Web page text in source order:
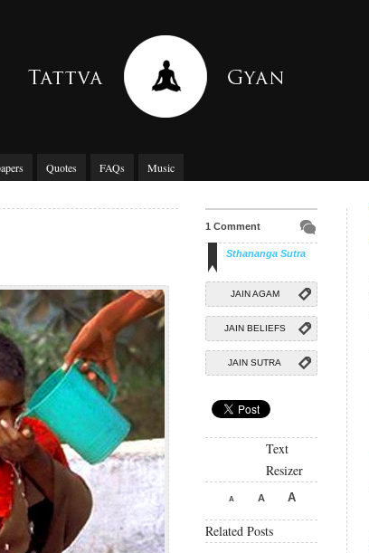
Quotes FAQs Music
1 Comment
Sthananga Sutra
JAIN AGAM
JAIN BELIEFS
JAIN SUTRA
Text
Resizer
A A A
Related Posts